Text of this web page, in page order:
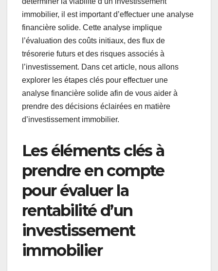
immobilier, il est important d’effectuer une analyse
financière solide. Cette analyse implique
l’évaluation des coûts initiaux, des flux de
trésorerie futurs et des risques associés à
l’investissement. Dans cet article, nous allons
explorer les étapes clés pour effectuer une
analyse financière solide afin de vous aider à
prendre des décisions éclairées en matière
d’investissement immobilier.
Les éléments clés à
prendre en compte
pour évaluer la
rentabilité d’un
investissement
immobilier